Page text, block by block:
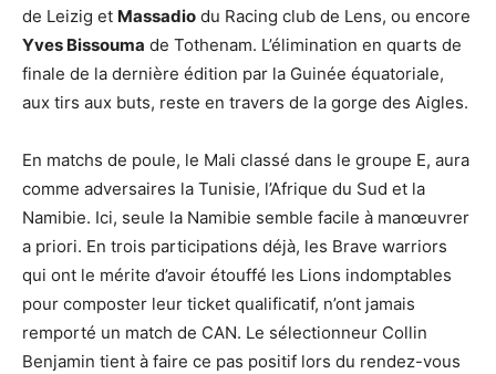
de Leizig et Massadio du Racing club de Lens, ou encore
Yves Bissouma de Tothenam. L’élimination en quarts de
finale de la dernière édition par la Guinée équatoriale,
aux tirs aux buts, reste en travers de la gorge des Aigles.
En matchs de poule, le Mali classé dans le groupe E, aura
comme adversaires la Tunisie, l’Afrique du Sud et la
Namibie. Ici, seule la Namibie semble facile à manœuvrer
a priori. En trois participations déjà, les Brave warriors
qui ont le mérite d’avoir étouffé les Lions indomptables
pour composter leur ticket qualificatif, n’ont jamais
remporté un match de CAN. Le sélectionneur Collin
Benjamin tient à faire ce pas positif lors du rendez-vous